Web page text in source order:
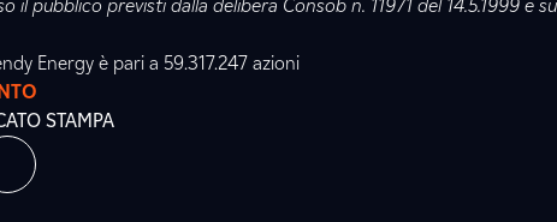
il pubblico previsti dalla delibera Consob n. 11971 del 14.5.1999 e
Energy è pari a 59.317.247 azioni
STAMPA